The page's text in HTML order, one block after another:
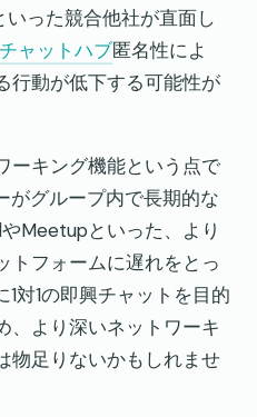
った競合他社が直面し
チャットハブ匿名性によ
行動が低下する可能性が
ーキング機能という点で
がグループ内で長期的な
Meetupといった、より
トフォームに遅れをとっ
対1の即興チャットを目的
、より深いネットワーキ
物足りないかもしれませ